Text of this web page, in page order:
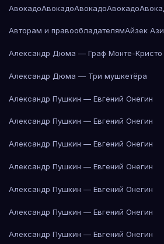
АвокадоАвокадоАвокадоАвокадо
Авторам и правообладателямАйзек
Александр Дюма — Граф Монте-Кристо
Александр Дюма — Три мушкетёра
Александр Пушкин — Евгений Онегин
Александр Пушкин — Евгений Онегин
Александр Пушкин — Евгений Онегин
Александр Пушкин — Евгений Онегин
Александр Пушкин — Евгений Онегин
Александр Пушкин — Евгений Онегин
Александр Пушкин — Евгений Онегин